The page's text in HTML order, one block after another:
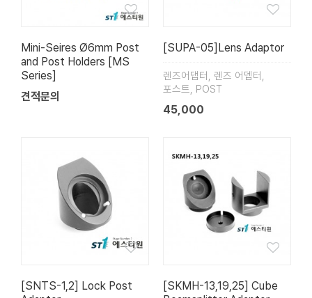
Mini-Seires Ø6mm Post
and Post Holders [MS
Series]
견적문의
[SUPA-05]Lens Adaptor
렌즈어댑터, 렌즈 어뎁터,
포스트, POST
45,000
[SNTS-1,2] Lock Post
[SKMH-13,19,25] Cube